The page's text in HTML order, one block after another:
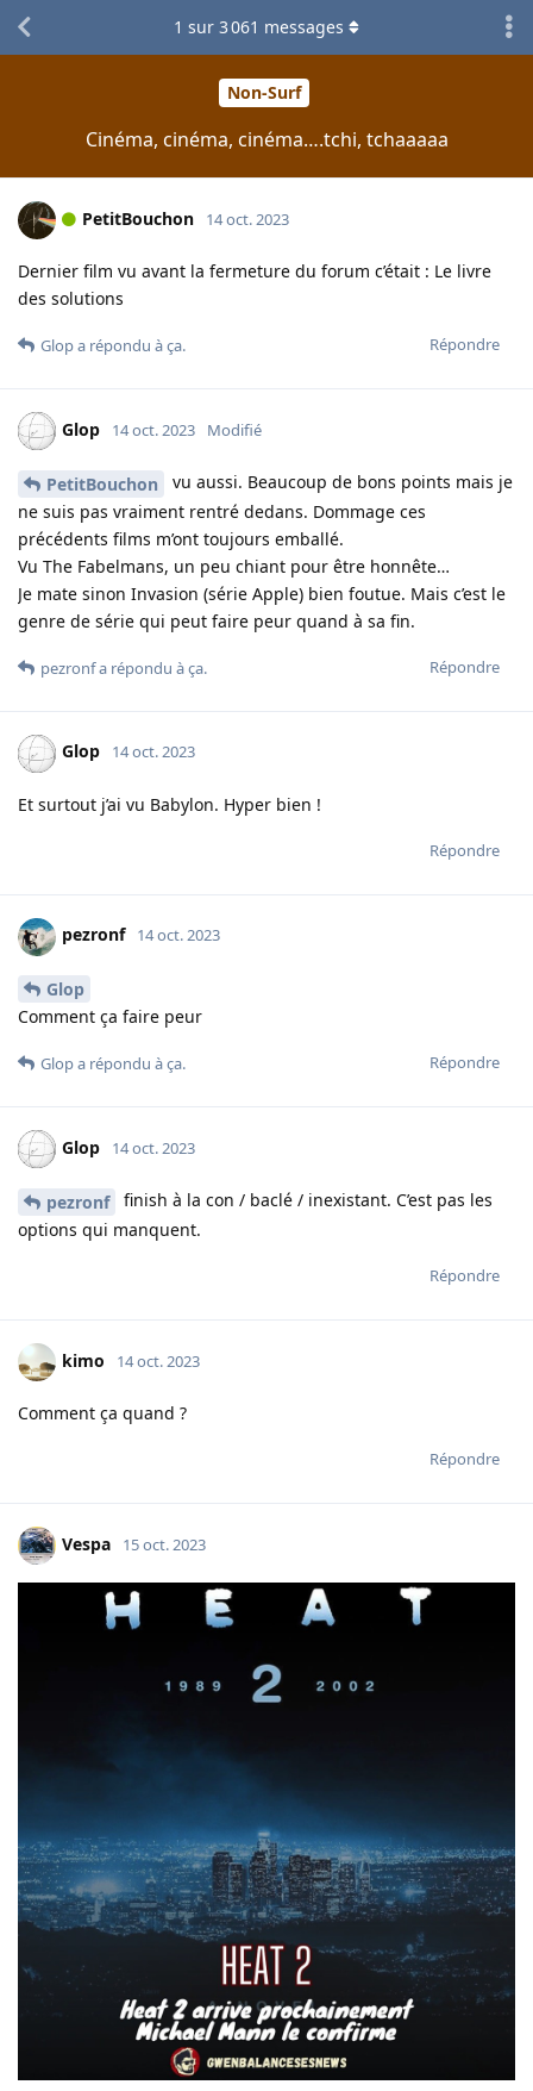
Non-Surf
Cinéma, cinéma, cinéma….tchi, tchaaaaa
1 sur 3 061 messages
PetitBouchon 14 oct. 2023
Dernier film vu avant la fermeture du forum c’était : Le livre
des solutions
Répondre
Glopa répondu à ça.
Glop 14 oct. 2023 Modifié
PetitBouchon
vu aussi. Beaucoup de bons points mais je
ne suis pas vraiment rentré dedans. Dommage ces
précédents films m’ont toujours emballé.
Vu The Fabelmans, un peu chiant pour être honnête…
Je mate sinon Invasion (série Apple) bien foutue. Mais c’est le
genre de série qui peut faire peur quand à sa fin.
Répondre
pezronfa répondu à ça.
Glop 14 oct. 2023
Et surtout j’ai vu Babylon. Hyper bien !
Répondre
pezronf 14 oct. 2023
Glop
Comment ça faire peur
Répondre
Glopa répondu à ça.
Glop 14 oct. 2023
pezronf
finish à la con / baclé / inexistant. C’est pas les
options qui manquent.
Répondre
kimo 14 oct. 2023
Comment ça quand ?
Répondre
Vespa 15 oct. 2023